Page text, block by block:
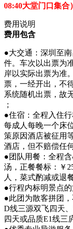
08:40大堂门口集合
费用说明
费用包含
●大交通：深圳至
件。车次以出票为
岸以实际出票为准
票，一经开出，不
系统随机出票，故
；
●住宿：全程入住
每成人每晚一个床
策原因酒店被征用
酒店，但不赔偿任
●团队用餐：全程
汤，正餐餐标：￥
人，菜式酌减或退
●行程内标明景点
●此团为散客拼团
D线三源双飞四天
四天或品质E1线三